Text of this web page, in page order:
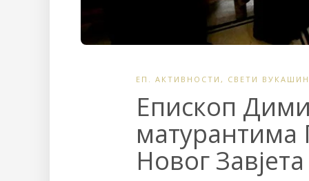
ЕП. АКТИВНОСТИ , СВЕТИ ВУКАШИН
Епископ
матурантима
Новог Завјета